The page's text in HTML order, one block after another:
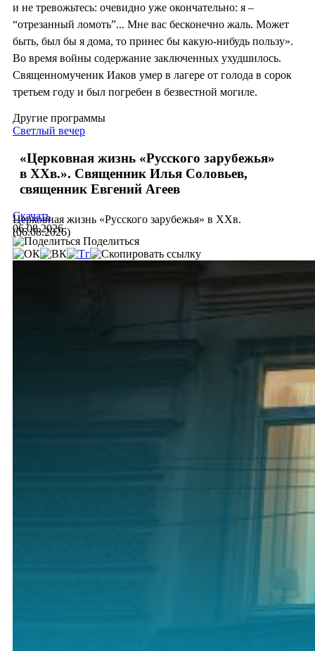
и не тревожьтесь: очевидно уже окончательно: я –
“отрезанный ломоть”... Мне вас бесконечно жаль. Может
быть, был бы я дома, то принес бы какую‐нибудь пользу».
Во время войны содержание заключенных ухудшилось.
Священномученик Иаков умер в лагере от голода в сорок
третьем году и был погребен в безвестной могиле.
Другие программы
Светлый вечер
«Церковная жизнь «Русского зарубежья»
в ХХв.». Священник Илья Соловьев,
священник Евгений Агеев
Церковная жизнь «Русского зарубежья» в ХХв.
(06.08.2026)
Скачать
06.08.2026
Поделиться